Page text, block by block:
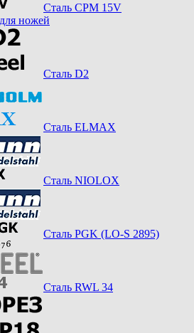
Сталь CPM 15V
ножей
Сталь D2
Сталь ELMAX
Сталь NIOLOX
Сталь PGK (LO-S 2895)
Сталь RWL 34